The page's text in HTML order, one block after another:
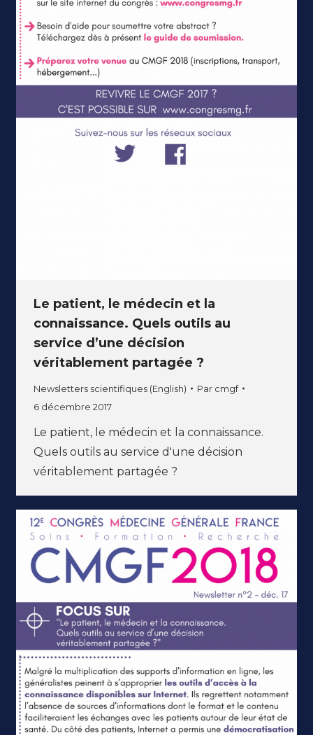
Le patient, le médecin et la
connaissance. Quels outils au
service d’une décision
véritablement partagée ?
Newsletters scientifiques (English) Par cmgf
6 décembre 2017
Le patient, le médecin et la connaissance.
Quels outils au service d'une décision
véritablement partagée ?